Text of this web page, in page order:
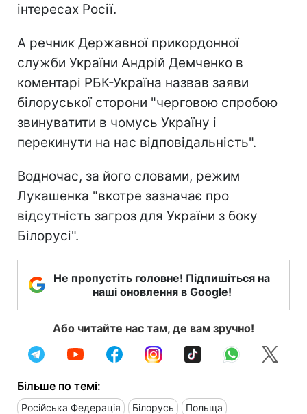
інтересах Росії.
А речник Державної прикордонної
служби України Андрій Демченко в
коментарі РБК-Україна назвав заяви
білоруської сторони "черговою спробою
звинуватити в чомусь Україну і
перекинути на нас відповідальність".
Водночас, за його словами, режим
Лукашенка "вкотре зазначає про
відсутність загроз для України з боку
Білорусі".
Не пропустіть головне! Підпишіться на
наші оновлення в Google!
Або читайте нас там, де вам зручно!
Більше по темі:
Російська Федерація Білорусь Польща